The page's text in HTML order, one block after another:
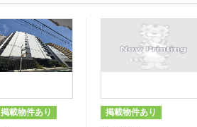
掲載物件あり 掲載物件あり